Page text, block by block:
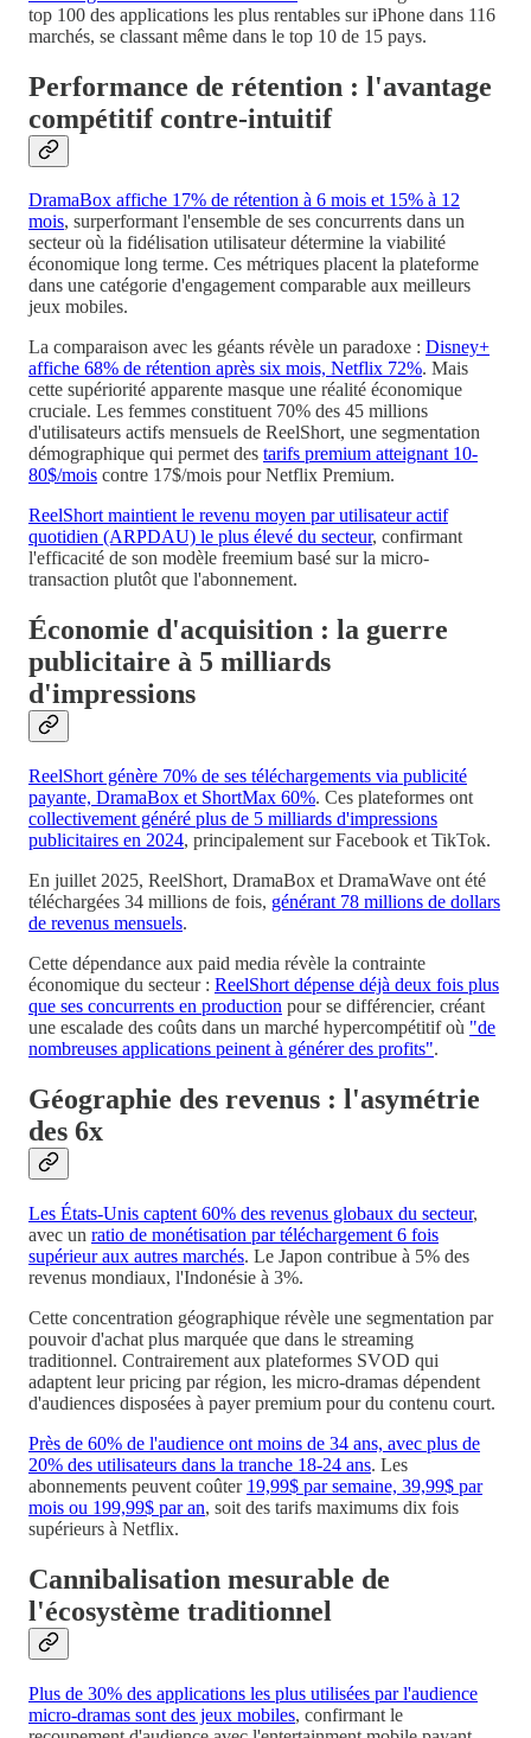
top 100 des applications les plus rentables sur iPhone dans 116
marchés, se classant même dans le top 10 de 15 pays.
Performance de rétention : l'avantage
compétitif contre-intuitif
DramaBox affiche 17% de rétention à 6 mois et 15% à 12
mois, surperformant l'ensemble de ses concurrents dans un
secteur où la fidélisation utilisateur détermine la viabilité
économique long terme. Ces métriques placent la plateforme
dans une catégorie d'engagement comparable aux meilleurs
jeux mobiles.
La comparaison avec les géants révèle un paradoxe : Disney+
affiche 68% de rétention après six mois, Netflix 72%. Mais
cette supériorité apparente masque une réalité économique
cruciale. Les femmes constituent 70% des 45 millions
d'utilisateurs actifs mensuels de ReelShort, une segmentation
démographique qui permet des tarifs premium atteignant 10-
80$/mois contre 17$/mois pour Netflix Premium.
ReelShort maintient le revenu moyen par utilisateur actif
quotidien (ARPDAU) le plus élevé du secteur, confirmant
l'efficacité de son modèle freemium basé sur la micro-
transaction plutôt que l'abonnement.
Économie d'acquisition : la guerre
publicitaire à 5 milliards
d'impressions
ReelShort génère 70% de ses téléchargements via publicité
payante, DramaBox et ShortMax 60%. Ces plateformes ont
collectivement généré plus de 5 milliards d'impressions
publicitaires en 2024, principalement sur Facebook et TikTok.
En juillet 2025, ReelShort, DramaBox et DramaWave ont été
téléchargées 34 millions de fois, générant 78 millions de dollars
de revenus mensuels.
Cette dépendance aux paid media révèle la contrainte
économique du secteur : ReelShort dépense déjà deux fois plus
que ses concurrents en production pour se différencier, créant
une escalade des coûts dans un marché hypercompétitif où "de
nombreuses applications peinent à générer des profits".
Géographie des revenus : l'asymétrie
des 6x
Les États-Unis captent 60% des revenus globaux du secteur,
avec un ratio de monétisation par téléchargement 6 fois
supérieur aux autres marchés. Le Japon contribue à 5% des
revenus mondiaux, l'Indonésie à 3%.
Cette concentration géographique révèle une segmentation par
pouvoir d'achat plus marquée que dans le streaming
traditionnel. Contrairement aux plateformes SVOD qui
adaptent leur pricing par région, les micro-dramas dépendent
d'audiences disposées à payer premium pour du contenu court.
Près de 60% de l'audience ont moins de 34 ans, avec plus de
20% des utilisateurs dans la tranche 18-24 ans. Les
abonnements peuvent coûter 19,99$ par semaine, 39,99$ par
mois ou 199,99$ par an, soit des tarifs maximums dix fois
supérieurs à Netflix.
Cannibalisation mesurable de
l'écosystème traditionnel
Plus de 30% des applications les plus utilisées par l'audience
micro-dramas sont des jeux mobiles, confirmant le